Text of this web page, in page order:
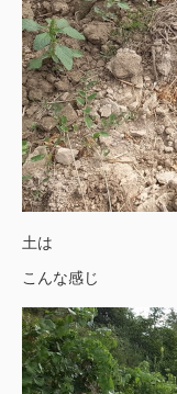
土は
こんな感じ